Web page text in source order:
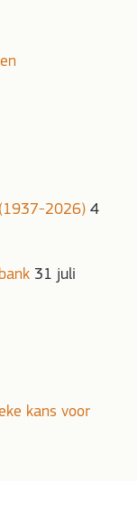
2026) 4
31 juli
kans voor